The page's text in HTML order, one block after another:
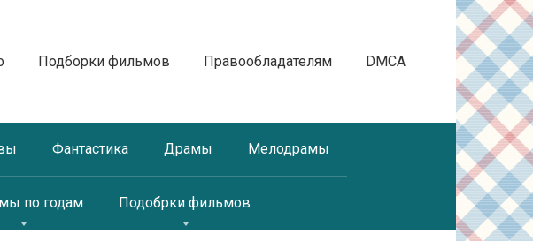
Подборки фильмов Правообладателям DMCA
Фантастика Драмы Мелодрамы
по годам Подобрки фильмов